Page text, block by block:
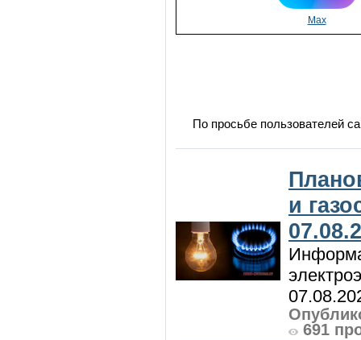
Max
По просьбе пользователей
и
691